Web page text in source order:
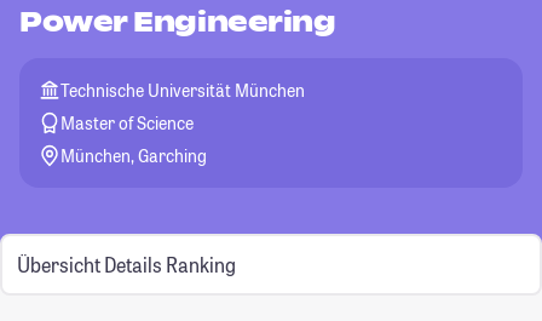
Power Engineering
Technische Universität München
Master of Science
München, Garching
Übersicht Details Ranking